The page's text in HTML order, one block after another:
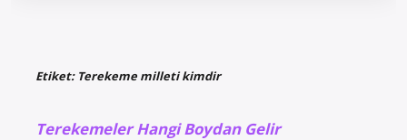
Etiket: Terekeme milleti kimdir
Terekemeler Hangi Boydan Gelir